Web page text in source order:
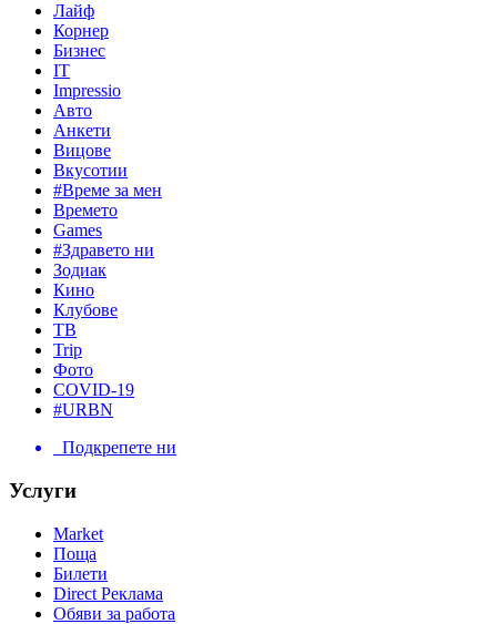
Лайф
Корнер
Бизнес
IT
Impressio
Авто
Анкети
Вицове
Вкусотии
#Време за мен
Времето
Games
#Здравето ни
Зодиак
Кино
Клубове
ТВ
Trip
Фото
COVID-19
#URBN
Подкрепете ни
Услуги
Market
Поща
Билети
Direct Реклама
Обяви за работа